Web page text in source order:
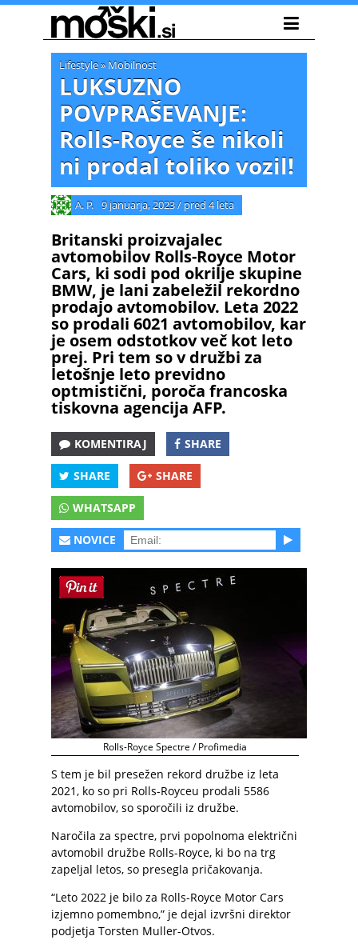
Lifestyle» Mobilnost
LUKSUZNO
POVPRAŠEVANJE:
Rolls-Royce še nikoli
ni prodal toliko vozil!
A. P. 9 januarja, 2023/ pred 4 leta
Britanski proizvajalec
avtomobilov Rolls-Royce Motor
Cars, ki sodi pod okrilje skupine
BMW, je lani zabeležil rekordno
prodajo avtomobilov. Leta 2022
so prodali 6021 avtomobilov, kar
je osem odstotkov več kot leto
prej. Pri tem so v družbi za
letošnje leto previdno
optmistični, poroča francoska
tiskovna agencija AFP.
KOMENTIRAJ SHARE
SHARE SHARE
WHATSAPP
NOVICE
Rolls-Royce Spectre / Profimedia
S tem je bil presežen rekord družbe iz leta
2021, ko so pri Rolls-Royceu prodali 5586
avtomobilov, so sporočili iz družbe.
Naročila za spectre, prvi popolnoma električni
avtomobil družbe Rolls-Royce, ki bo na trg
zapeljal letos, so presegla pričakovanja.
“Leto 2022 je bilo za Rolls-Royce Motor Cars
izjemno pomembno,” je dejal izvršni direktor
podjetja Torsten Muller-Otvos.